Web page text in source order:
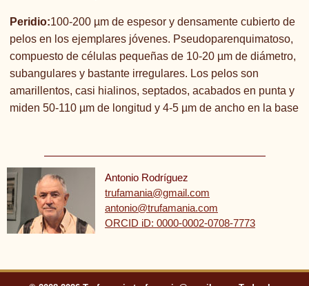
Peridio:100-200 µm de espesor y densamente cubierto de
pelos en los ejemplares jóvenes. Pseudoparenquimatoso,
compuesto de células pequeñas de 10-20 µm de diámetro,
subangulares y bastante irregulares. Los pelos son
amarillentos, casi hialinos, septados, acabados en punta y
miden 50-110 µm de longitud y 4-5 µm de ancho en la base
Antonio Rodríguez
trufamania@gmail.com
antonio@trufamania.com
ORCID iD: 0000-0002-0708-7773